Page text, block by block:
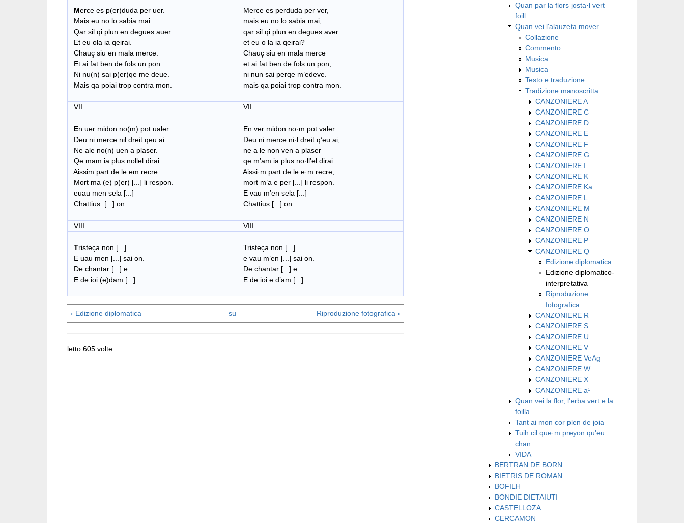
Merce es p(er)duda per uer.
Mais eu no lo sabia mai.
Qar sil qi plun en degues auer.
Et eu ola ia qeirai.
Chauç siu en mala merce.
Et ai fat ben de fols un pon.
Ni nu(n) sai p(er)qe me deue.
Mais qa poiai trop contra mon.
Merce es perduda per ver,
mais eu no lo sabia mai,
qar sil qi plun en degues aver.
et eu o la ia qeirai?
Chauç siu en mala merce
et ai fat ben de fols un pon;
ni nun sai perqe m’edeve.
mais qa poiai trop contra mon.
VII VII
En uer midon no(m) pot ualer.
Deu ni merce nil dreit qeu ai.
Ne ale no(n) uen a plaser.
Qe mam ia plus nollel dirai.
Aissim part de le em recre.
Mort ma (e) p(er) [...] li respon.
euau men sela [...]
Chattius [...] on.
En ver midon no·m pot valer
Deu ni merce ni·l dreit q’eu ai,
ne a le non ven a plaser
qe m’am ia plus no·ll’el dirai.
Aissi·m part de le e·m recre;
mort m’a e per [...] li respon.
E vau m’en sela [...]
Chattius [...] on.
VIII VIII
Tristeça non [...]
E uau men [...] sai on.
De chantar [...] e.
E de ioi (e)dam [...]
Tristeça non [...]
e vau m’en [...] sai on.
De chantar [...] e.
E de ioi e d’am [...].
‹ Edizione diplomatica su Riproduzione fotografica ›
letto 605 volte
Quan par la flors josta·l vert
foill
Quan vei l'alauzeta mover
Collazione
Commento
Musica
Musica
Testo e traduzione
Tradizione manoscritta
CANZONIERE A
CANZONIERE C
CANZONIERE D
CANZONIERE E
CANZONIERE F
CANZONIERE G
CANZONIERE I
CANZONIERE K
CANZONIERE Ka
CANZONIERE L
CANZONIERE M
CANZONIERE N
CANZONIERE O
CANZONIERE P
CANZONIERE Q
Edizione diplomatica
Edizione diplomatico-
interpretativa
Riproduzione
fotografica
CANZONIERE R
CANZONIERE S
CANZONIERE U
CANZONIERE V
CANZONIERE VeAg
CANZONIERE W
CANZONIERE X
CANZONIERE a¹
Quan vei la flor, l'erba vert e la
foilla
Tant ai mon cor plen de joia
Tuih cil que·m preyon qu'eu
chan
VIDA
BERTRAN DE BORN
BIETRIS DE ROMAN
BOFILH
BONDIE DIETAIUTI
CASTELLOZA
CERCAMON